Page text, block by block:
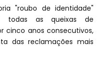
"roubo de identidade"
todas as queixas de
cinco anos consecutivos,
das reclamações mais